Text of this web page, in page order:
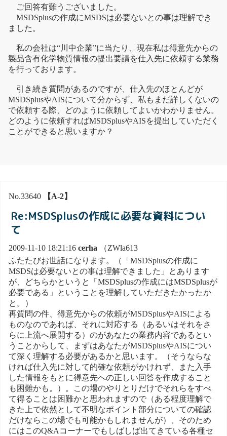
ご回答有難うございました。
MSDSplusの作成にMSDSは必要ないとの事は理解でき
ました。
私の会社は“川中企業”に当たり、現在私は得意先からの
製品含有化学物質情報の提出要請を仕入先に依頼する業務
を行っております。
引き続き質問があるのですが、仕入先のほとんどが
MSDSplusやAISについて分からず、私もまだ詳しくないの
で依頼する際、どのように依頼してよいかわかりません。
どのように依頼すればMSDSplusやAISを提出していただく
ことができると思いますか？
No.33640 【A-2】
Re:MSDSplusの作成に必要な資料につい
て
2009-11-10 18:21:16 cerha （ZWla613
ふたたびお世話になります。（「MSDSplusの作成に
MSDSは必要ないとの事は理解できました」とあります
が、どちらかというと「MSDSplusの作成にはMSDSplusが
必要である」ということを理解していただきたかったか
と。）
再質問の件、得意先からの依頼がMSDSplusやAISによる
ものなのであれば、それに対応する（あるいはそれをさ
らに上流へ展開する）のがあなたの業務内容であるとい
うことからして、まずはあなたがMSDSplusやAISについ
て深く理解する必要があるかと思います。（そうならな
ければ仕入先に対して的確な依頼がかけれず、また入手
した情報をもとに得意先への正しい回答を作成すること
も困難かも。）。この場のやりとりだけでそれらをすべ
て得ることは困難かと思われますので（ある程度理解で
きた上で依然として不明なポイント部分についての確認
だけならこの場でも可能かもしれませんが）、そのため
にはこのQ&Aコーナーでもしばしば出てきている各種セ